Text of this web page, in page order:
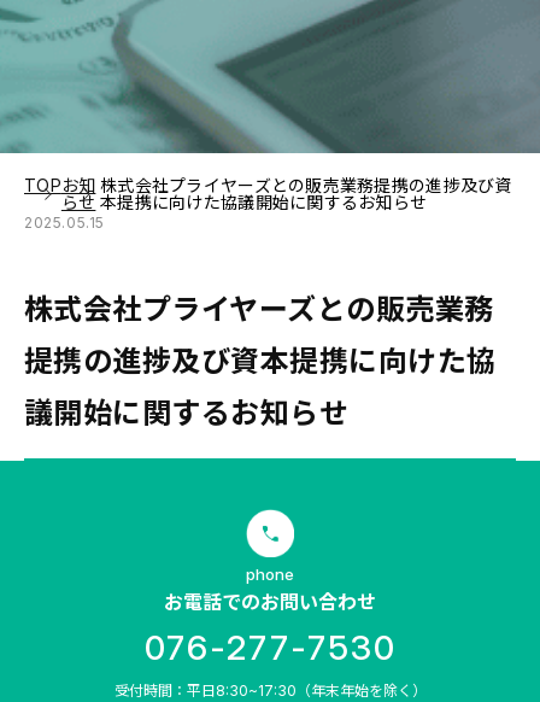
TOPお知
らせ
株式会社プライヤーズとの販売業務提携の進捗及び資
本提携に向けた協議開始に関するお知らせ
2025.05.15
株式会社プライヤーズとの販売業務
提携の進捗及び資本提携に向けた協
議開始に関するお知らせ
phone
お電話でのお問い合わせ
076-277-7530
受付時間：平日8:30~17:30（年末年始を除く）